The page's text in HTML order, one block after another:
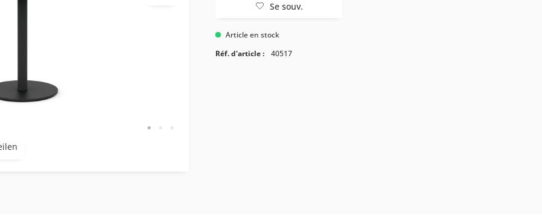
Se souv.
Article en stock
Réf. d'article :
40517